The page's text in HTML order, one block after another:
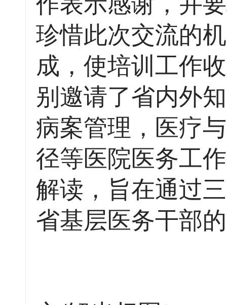
珍惜此次交流的
成，使培训工作
别邀请了省内外
病案管理，医疗
径等医院医务工
解读，旨在通过
省基层医务干部